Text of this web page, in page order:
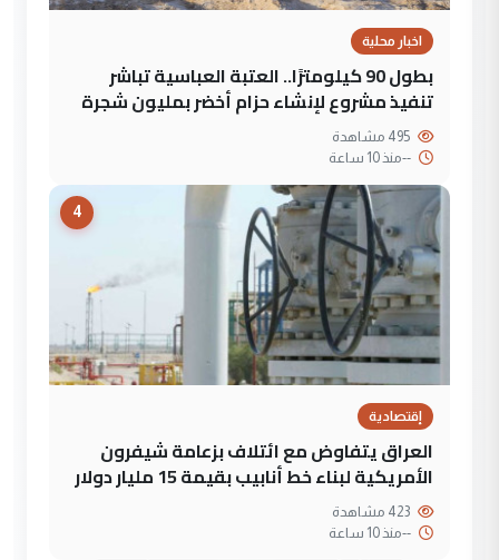
اخبار محلية
بطول 90 كيلومترًا.. العتبة العباسية تباشر
تنفيذ مشروع لإنشاء حزام أخضر بمليون شجرة
--منذ 10 ساعة
4
إقتصادية
العراق يتفاوض مع ائتلاف بزعامة شيفرون
الأمريكية لبناء خط أنابيب بقيمة 15 مليار دولار
--منذ 10 ساعة